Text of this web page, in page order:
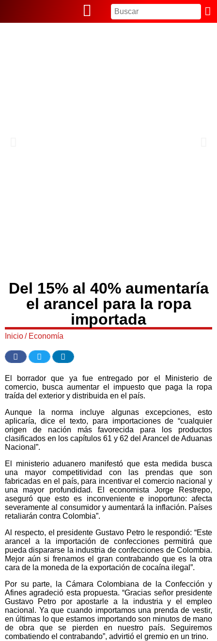
Del 15% al 40% aumentaría
el arancel para la ropa
importada
Inicio/ Economía
El borrador que ya fue entregado por el Ministerio de
comercio, busca aumentar el impuesto que paga la ropa
traída del exterior y distribuida en el país.
Aunque la norma incluye algunas excepciones, esto
aplicaría, dice el texto, para importaciones de “cualquier
origen de nación más favorecida para los productos
clasificados en los capítulos 61 y 62 del Arancel de Aduanas
Nacional”.
El ministerio aduanero manifestó que esta medida busca
una mayor competitividad con las prendas que son
fabricadas en el país, para incentivar el comercio nacional y
una mayor profundidad. El economista Jorge Restrepo,
aseguró que esto es inconveniente e inoportuno: afecta
severamente al consumidor y aumentará la inflación. Países
retaliarán contra Colombia”.
Al respecto, el presidente Gustavo Petro le respondió: “Este
arancel a la importación de confecciones permitirá que
pueda dispararse la industria de confecciones de Colombia.
Mejor aún si frenamos el gran contrabando que es la otra
cara de la moneda de la exportación de cocaína ilegal”.
Por su parte, la Cámara Colombiana de la Confección y
Afines agradeció esta propuesta. “Gracias señor presidente
Gustavo Petro por apostarle a la industria y el empleo
nacional. Ya que cuando importamos una prenda de vestir,
en últimas lo que estamos importando son minutos de mano
de obra que se pierden en nuestro país. Seguiremos
combatiendo el contrabando”, advirtió el gremio en un trino.